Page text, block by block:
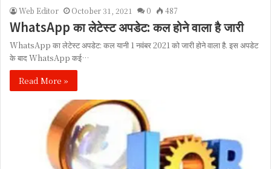
Web Editor October 31, 2021 0 487
WhatsApp का लेटेस्ट अपडेट: कल होने वाला है जारी
WhatsApp का लेटेस्ट अपडेट: कल यानी 1 नवंबर 2021 को जारी होने वाला है. इस अपडेट
के बाद WhatsApp कई…
Read More »